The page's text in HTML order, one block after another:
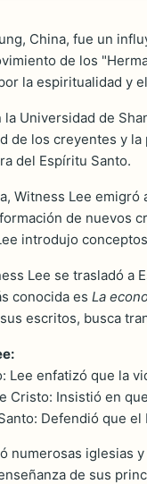
China, fue un
de los
la espiritualidad
Universidad de
de los creyentes y
del Espíritu Santo.
Witness Lee
de
introdujo
Lee se trasladó
conocida es La
escritos, busca
Lee enfatizó que la
Cristo: Insistió en
Defendió que
numerosas
de sus